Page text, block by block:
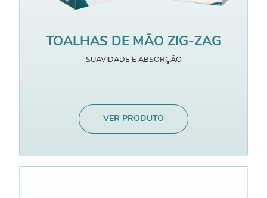
TOALHAS DE MÃO ZIG-ZAG
SUAVIDADE E ABSORÇÃO
VER PRODUTO